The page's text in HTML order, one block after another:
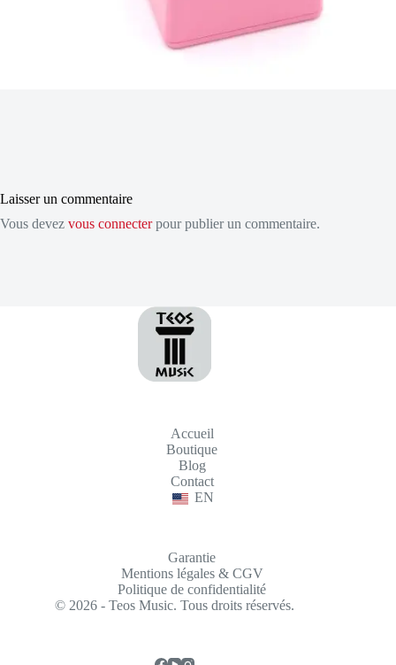
Laisser un commentaire
Vous devez vous connecterpour publier un commentaire.
Accueil
Boutique
Blog
Contact
EN
Garantie
Mentions légales & CGV
Politique de confidentialité
© 2026 - Teos Music. Tous droits réservés.